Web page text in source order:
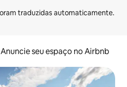
Anuncie seu espaço no Airbnb